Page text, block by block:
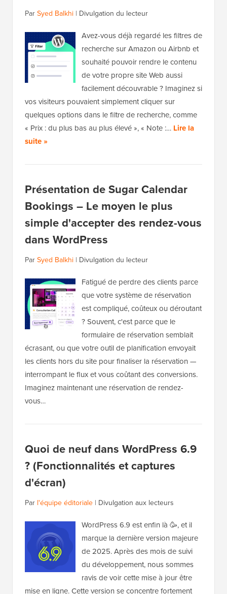
Par Syed Balkhi | Divulgation du lecteur
Avez-vous déjà regardé les filtres de
recherche sur Amazon ou Airbnb et
souhaité pouvoir rendre le contenu
de votre propre site Web aussi
facilement découvrable ? Imaginez si
vos visiteurs pouvaient simplement cliquer sur
quelques options dans le filtre de recherche, comme
« Prix : du plus bas au plus élevé », « Note :… Lire la
suite »
Présentation de Sugar Calendar
Bookings – Le moyen le plus
simple d'accepter des rendez-vous
dans WordPress
Par Syed Balkhi | Divulgation du lecteur
Fatigué de perdre des clients parce
que votre système de réservation
est compliqué, coûteux ou déroutant
? Souvent, c'est parce que le
formulaire de réservation semblait
écrasant, ou que votre outil de planification envoyait
les clients hors du site pour finaliser la réservation —
interrompant le flux et vous coûtant des conversions.
Imaginez maintenant une réservation de rendez-
vous…
Quoi de neuf dans WordPress 6.9
? (Fonctionnalités et captures
d'écran)
Par l'équipe éditoriale | Divulgation aux lecteurs
WordPress 6.9 est enfin là 🥳, et il
marque la dernière version majeure
de 2025. Après des mois de suivi
du développement, nous sommes
ravis de voir cette mise à jour être
mise en ligne. Cette version se concentre fortement